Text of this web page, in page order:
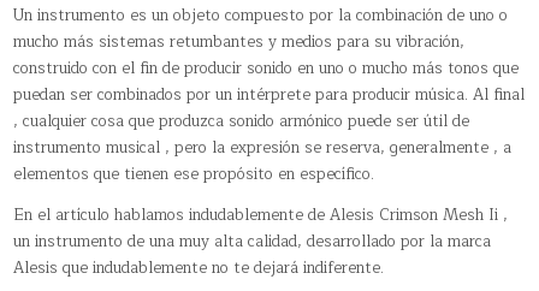
Un instrumento es un objeto compuesto por la combinación de uno o
mucho más sistemas retumbantes y medios para su vibración,
construido con el fin de producir sonido en uno o mucho más tonos que
puedan ser combinados por un intérprete para producir música. Al final
, cualquier cosa que produzca sonido armónico puede ser útil de
instrumento musical , pero la expresión se reserva, generalmente , a
elementos que tienen ese propósito en específico.
En el artículo hablamos indudablemente de Alesis Crimson Mesh Ii ,
un instrumento de una muy alta calidad, desarrollado por la marca
Alesis que indudablemente no te dejará indiferente.